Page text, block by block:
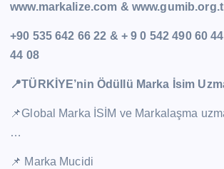
www.markalize.com &
+90 535 642 66 22 & + 9 0 542 490 60
44 08
📍TÜRKİYE’nin Ödüllü Marka İsim
📌Global Marka İSİM ve Markalaşma
…
📌 Marka Mucidi